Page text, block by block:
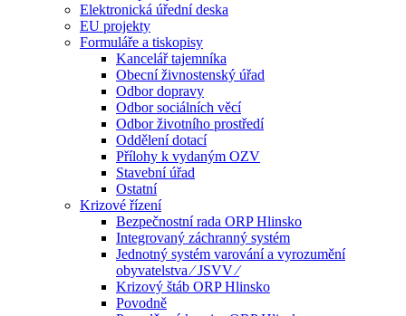
Elektronická úřední deska
EU projekty
Formuláře a tiskopisy
Kancelář tajemníka
Obecní živnostenský úřad
Odbor dopravy
Odbor sociálních věcí
Odbor životního prostředí
Oddělení dotací
Přílohy k vydaným OZV
Stavební úřad
Ostatní
Krizové řízení
Bezpečnostní rada ORP Hlinsko
Integrovaný záchranný systém
Jednotný systém varování a vyrozumění
obyvatelstva ⁄ JSVV ⁄
Krizový štáb ORP Hlinsko
Povodně